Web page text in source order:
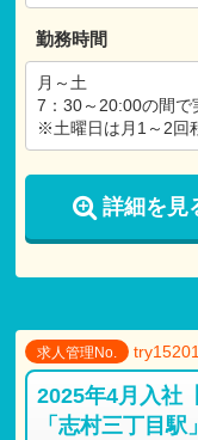
福利厚生施設利用制
※試用期間：有
試用期間:3ヶ月
仕事内容：本採用
月給：月給の95％
勤務時間
月～土
7：30～20:00の間で
※土曜日は月1～2回
詳細を見
求人管理No.
2025年4月入社
「志村三丁目